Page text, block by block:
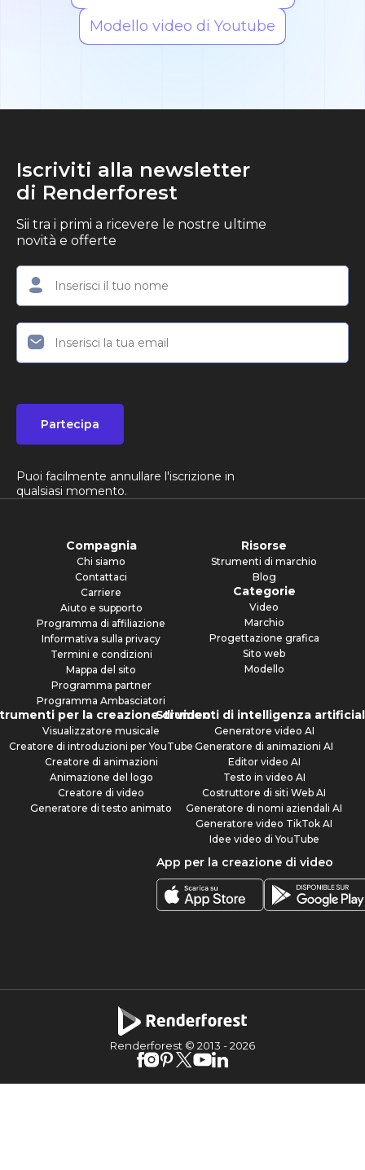
Modello video di Youtube
Iscriviti alla newsletter
di Renderforest
Sii tra i primi a ricevere le nostre ultime
novità e offerte
Partecipa
Puoi facilmente annullare l'iscrizione in
qualsiasi momento.
Compagnia
Chi siamo
Contattaci
Carriere
Aiuto e supporto
Programma di affiliazione
Informativa sulla privacy
Termini e condizioni
Mappa del sito
Programma partner
Programma Ambasciatori
Risorse
Strumenti di marchio
Blog
Categorie
Video
Marchio
Progettazione grafica
Sito web
Modello
per la creazione di video
Visualizzatore musicale
Creatore di introduzioni per YouTube
Creatore di animazioni
Animazione del logo
Creatore di video
Generatore di testo animato
Strumenti di intelligenza
Generatore video AI
Generatore di animazioni AI
Editor video AI
Testo in video AI
Costruttore di siti Web AI
Generatore di nomi aziendali AI
Generatore video TikTok AI
Idee video di YouTube
App per la creazione di video
Renderforest © 2013 -2026